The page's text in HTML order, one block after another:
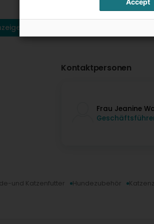
Kontaktpersonen
Frau Jeanine
und Katzenfutter Hundezubehör
Accept